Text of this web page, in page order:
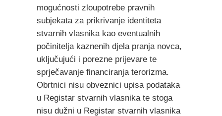
mogućnosti zloupotrebe pravnih
subjekata za prikrivanje identiteta
stvarnih vlasnika kao eventualnih
počinitelja kaznenih djela pranja novca,
uključujući i porezne prijevare te
sprječavanje financiranja terorizma.
Obrtnici nisu obveznici upisa podataka
u Registar stvarnih vlasnika te stoga
nisu dužni u Registar stvarnih vlasnika